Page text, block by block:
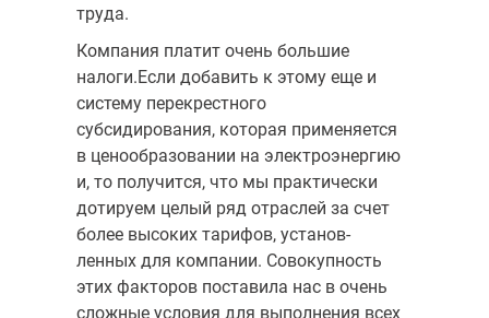
труда.
Компания платит очень большие
налоги.Если добавить к этому еще и
систему перекрестно­го
субсидирования, которая применяется
в ценообразовании на электроэнергию
и, то получит­ся, что мы практически
дотируем целый ряд отраслей за счет
более высоких тарифов, установ­
ленных для компании. Совокупность
этих факторов поставила нас в очень
сложные условия для выполнения всех